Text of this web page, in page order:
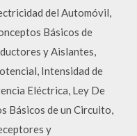
del Automóvil,
Básicos de
y Aislantes,
Intensidad de
Eléctrica, Ley De
Básicos de un Circuito,
y